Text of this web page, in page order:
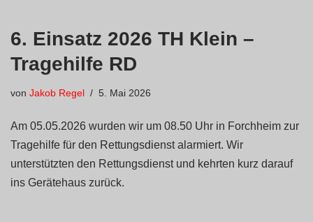
6. Einsatz 2026 TH Klein –
Tragehilfe RD
von Jakob Regel 5. Mai 2026
Am 05.05.2026 wurden wir um 08.50 Uhr in Forchheim zur
Tragehilfe für den Rettungsdienst alarmiert. Wir
unterstützten den Rettungsdienst und kehrten kurz darauf
ins Gerätehaus zurück.